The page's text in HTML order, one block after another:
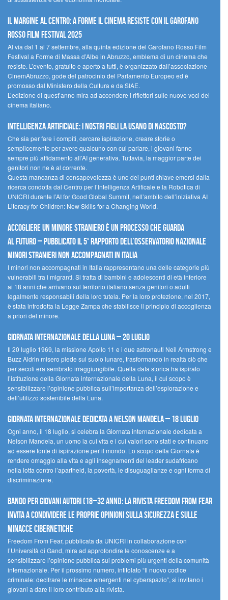
Il margine al centro: a Forme il cinema resiste con il Garofano
Rosso Film Festival 2025
Al via dal 1 al 7 settembre, alla quinta edizione del Garofano Rosso Film
Festival a Forme di Massa d’Albe in Abruzzo, emblema di un cinema che
resiste. L’evento, gratuito e aperto a tutti, è organizzato dall’associazione
CinemAbruzzo, gode del patrocinio del Parlamento Europeo ed è
promosso dal Ministero della Cultura e da SIAE.
L’edizione di quest’anno mira ad accendere i riflettori sulle nuove voci del
cinema italiano.
Intelligenza artificiale: i nostri figli la usano di nascosto?
Che sia per fare i compiti, cercare ispirazione, creare storie o
semplicemente per avere qualcuno con cui parlare, i giovani fanno
sempre più affidamento all’AI generativa. Tuttavia, la maggior parte dei
genitori non ne è al corrente.
Questa mancanza di consapevolezza è uno dei punti chiave emersi dalla
ricerca condotta dal Centro per l’Intelligenza Artificale e la Robotica di
UNICRI durante l’AI for Good Global Summit, nell’ambito dell’iniziativa AI
Literacy for Children: New Skills for a Changing World.
Accogliere un minore straniero è un processo che guarda
al futuro – Pubblicato il 5° rapporto dell’Osservatorio Nazionale
Minori Stranieri Non Accompagnati in Italia
I minori non accompagnati in Italia rappresentano una delle categorie più
vulnerabili tra i migranti. Si tratta di bambini e adolescenti di età inferiore
ai 18 anni che arrivano sul territorio italiano senza genitori o adulti
legalmente responsabili della loro tutela. Per la loro protezione, nel 2017,
è stata introdotta la Legge Zampa che stabilisce il principio di accoglienza
a priori del minore.
Giornata Internazionale della Luna – 20 luglio
Il 20 luglio 1969, la missione Apollo 11 e i due astronauti Neil Armstrong e
Buzz Aldrin misero piede sul suolo lunare, trasformando in realtà ciò che
per secoli era sembrato irraggiungibile. Quella data storica ha ispirato
l’istituzione della Giornata internazionale della Luna, il cui scopo è
sensibilizzare l’opinione pubblica sull’importanza dell’esplorazione e
dell’utilizzo sostenibile della Luna.
Giornata internazionale dedicata a Nelson Mandela – 18 luglio
Ogni anno, il 18 luglio, si celebra la Giornata internazionale dedicata a
Nelson Mandela, un uomo la cui vita e i cui valori sono stati e continuano
ad essere fonte di ispirazione per il mondo. Lo scopo della Giornata è
rendere omaggio alla vita e agli insegnamenti del leader sudafricano
nella lotta contro l’apartheid, la povertà, le disuguaglianze e ogni forma di
discriminazione.
Bando per giovani autori (18–32 anni): la Rivista Freedom From Fear
invita a condividere le proprie opinioni sulla sicurezza e sulle
minacce cibernetiche
Freedom From Fear, pubblicata da UNICRI in collaborazione con
l’Università di Gand, mira ad approfondire le conoscenze e a
sensibilizzare l’opinione pubblica sui problemi più urgenti della comunità
internazionale. Per il prossimo numero, intitolato “Il nuovo codice
criminale: decifrare le minacce emergenti nel cyberspazio”, si invitano i
giovani a dare il loro contributo alla rivista.